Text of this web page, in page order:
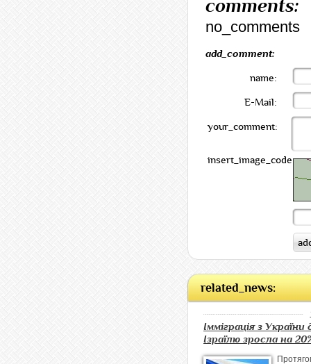
comments:
no_comments
add_comment:
name:
E-Mail:
your_comment:
insert_image_code:
related_news:
Імміграція з України
Ізраїлю зросла на